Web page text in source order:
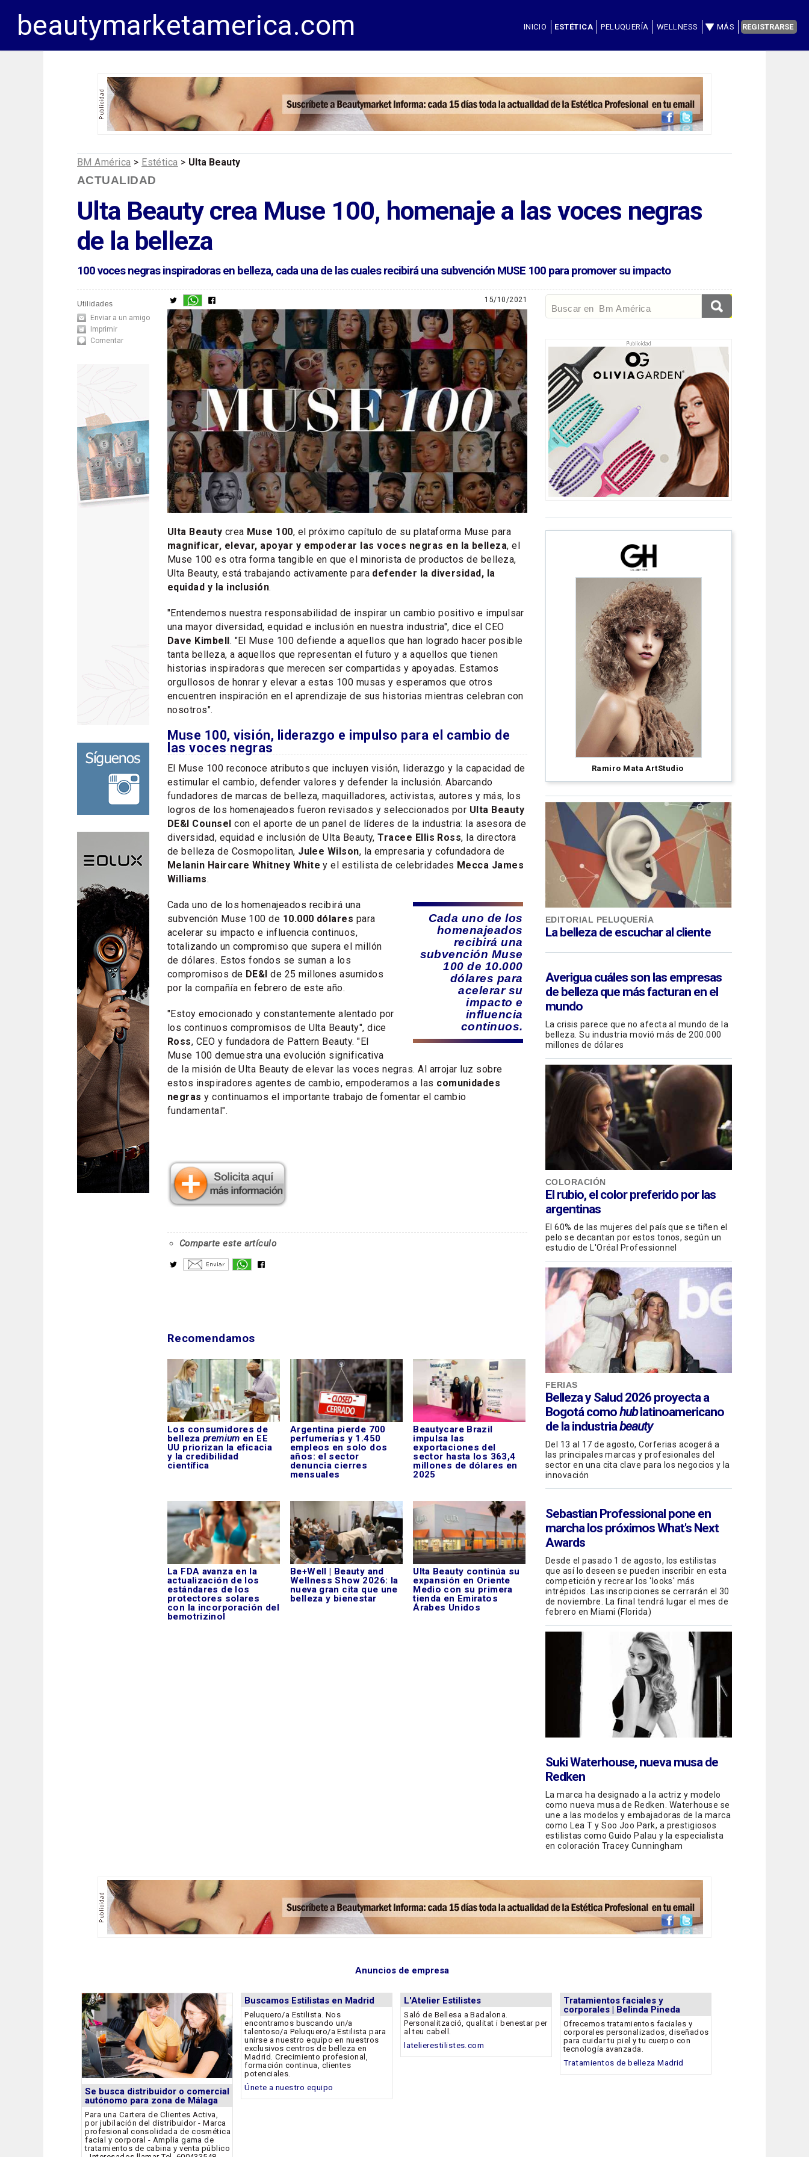
beautymarketamerica.com INICIO ESTÉTICA PELUQUERÍA WELLNESS MÁS REGISTRARSE
BM América > Estética > Ulta Beauty
ACTUALIDAD
Ulta Beauty crea Muse 100, homenaje a las voces negras
de la belleza
100 voces negras inspiradoras en belleza, cada una de las cuales recibirá una subvención MUSE 100 para promover su impacto
Utilidades
Enviar a un amigo
Imprimir
Comentar
David
Barron
EDITORIAL PELUQUERÍA
La belleza de escuchar al cliente
Averigua cuáles son las empresas
de belleza que más facturan en el
mundo
La crisis parece que no afecta al mundo de la
belleza. Su industria movió más de 200.000
millones de dólares
COLORACIÓN
El rubio, el color preferido por las
argentinas
El 60% de las mujeres del país que se tiñen el
pelo se decantan por estos tonos, según un
estudio de L'Oréal Professionnel
FERIAS
Belleza y Salud 2026 proyecta a
Bogotá comohublatinoamericano
de la industriabeauty
Del 13 al 17 de agosto, Corferias acogerá a
las principales marcas y profesionales del
sector en una cita clave para los negocios y la
innovación
Sebastian Professional pone en
marcha los próximos What's Next
Awards
Desde el pasado 1 de agosto, los estilistas
que así lo deseen se pueden inscribir en esta
competición y recrear los 'looks' más
intrépidos. Las inscripciones se cerrarán el 30
de noviembre. La final tendrá lugar el mes de
febrero en Miami (Florida)
Suki Waterhouse, nueva musa de
Redken
La marca ha designado a la actriz y modelo
como nueva musa de Redken. Waterhouse se
une a las modelos y embajadoras de la marca
como Lea T y Soo Joo Park, a prestigiosos
estilistas como Guido Palau y la especialista
en coloración Tracey Cunningham
15/10/2021
Ulta Beauty crea Muse 100, el próximo capítulo de su plataforma Muse para
magnificar, elevar, apoyar y empoderar las voces negras en la belleza, el
Muse 100 es otra forma tangible en que el minorista de productos de belleza,
Ulta Beauty, está trabajando activamente para defender la diversidad, la
equidad y la inclusión.
"Entendemos nuestra responsabilidad de inspirar un cambio positivo e impulsar
una mayor diversidad, equidad e inclusión en nuestra industria", dice el CEO
Dave Kimbell. "El Muse 100 defiende a aquellos que han logrado hacer posible
tanta belleza, a aquellos que representan el futuro y a aquellos que tienen
historias inspiradoras que merecen ser compartidas y apoyadas. Estamos
orgullosos de honrar y elevar a estas 100 musas y esperamos que otros
encuentren inspiración en el aprendizaje de sus historias mientras celebran con
nosotros".
Muse 100, visión, liderazgo e impulso para el cambio de
las voces negras
El Muse 100 reconoce atributos que incluyen visión, liderazgo y la capacidad de
estimular el cambio, defender valores y defender la inclusión. Abarcando
fundadores de marcas de belleza, maquilladores, activistas, autores y más, los
logros de los homenajeados fueron revisados y seleccionados por Ulta Beauty
DE&I Counsel con el aporte de un panel de líderes de la industria: la asesora de
diversidad, equidad e inclusión de Ulta Beauty,Tracee Ellis Ross, la directora
de belleza de Cosmopolitan, Julee Wilson, la empresaria y cofundadora de
Melanin Haircare Whitney White y el estilista de celebridades Mecca James
Williams.
Cada uno de los
homenajeados
recibirá una
subvención Muse
100 de 10.000
dólares para
acelerar su
impacto e
influencia
continuos.
Cada uno de los homenajeados recibirá una
subvención Muse 100 de 10.000 dólares para
acelerar su impacto e influencia continuos,
totalizando un compromiso que supera el millón
de dólares. Estos fondos se suman a los
compromisos de DE&I de 25 millones asumidos
por la compañía en febrero de este año.
"Estoy emocionado y constantemente alentado por
los continuos compromisos de Ulta Beauty", dice
Ross, CEO y fundadora de Pattern Beauty. "El
Muse 100 demuestra una evolución significativa
de la misión de Ulta Beauty de elevar las voces negras. Al arrojar luz sobre
estos inspiradores agentes de cambio, empoderamos a las comunidades
negras y continuamos el importante trabajo de fomentar el cambio
fundamental".
Comparte este artículo
Recomendamos
Los consumidores de
bellezapremium en EE
UU priorizan la eficacia
y la credibilidad
científica
Argentina pierde 700
perfumerías y 1.450
empleos en solo dos
años: el sector
denuncia cierres
mensuales
Beautycare Brazil
impulsa las
exportaciones del
sector hasta los 363,4
millones de dólares en
2025
La FDA avanza en la
actualización de los
estándares de los
protectores solares
con la incorporación del
bemotrizinol
Be+Well | Beauty and
Wellness Show 2026: la
nueva gran cita que une
belleza y bienestar
Ulta Beauty continúa su
expansión en Oriente
Medio con su primera
tienda en Emiratos
Árabes Unidos
Anuncios de empresa
Se busca distribuidor o comercial
autónomo para zona de Málaga
Para una Cartera de Clientes Activa,
por jubilación del distribuidor - Marca
profesional consolidada de cosmética
facial y corporal - Amplia gama de
tratamientos de cabina y venta público
Buscamos Estilistas en Madrid
Peluquero/a Estilista. Nos
encontramos buscando un/a
talentoso/a Peluquero/a Estilista para
unirse a nuestro equipo en nuestros
exclusivos centros de belleza en
Madrid. Crecimiento profesional,
formación continua, clientes
potenciales.
Únete a nuestro equipo
L'Atelier Estilistes
Saló de Bellesa a Badalona.
Personalització, qualitat i benestar per
al teu cabell.
latelierestilistes.com
Tratamientos faciales y
corporales | Belinda Pineda
Ofrecemos tratamientos faciales y
corporales personalizados, diseñados
para cuidar tu piel y tu cuerpo con
tecnología avanzada.
Tratamientos de belleza Madrid